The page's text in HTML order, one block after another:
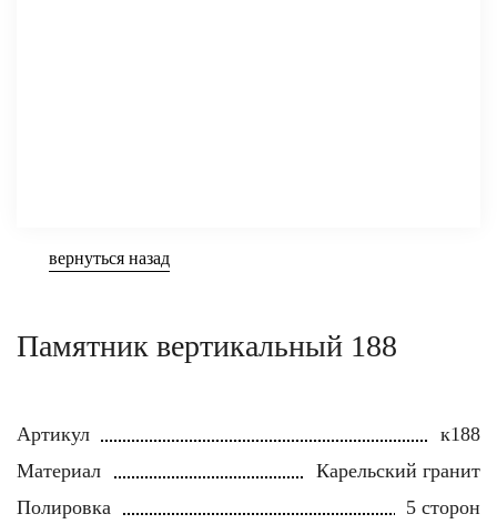
вернуться назад
Памятник вертикальный 188
Артикул
к188
Материал
Карельский гранит
Полировка
5 сторон